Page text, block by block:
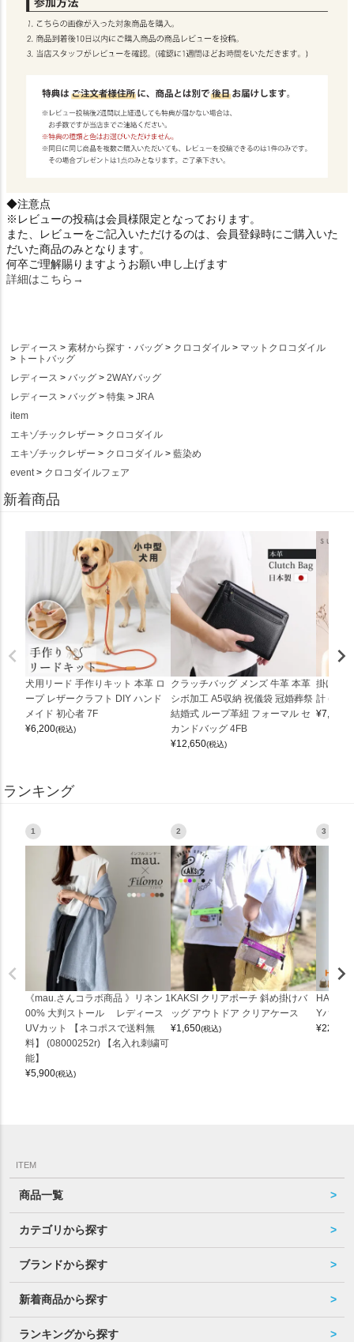
◆注意点
※レビューの投稿は会員様限定となっております。
また、レビューをご記入いただけるのは、会員登録時にご購入いた
だいた商品のみとなります。
何卒ご理解賜りますようお願い申し上げます
詳細はこちら→
レディース 素材から探す・バッグ クロコダイル
マットクロコダイル
トートバッグ
レディース
バッグ
2WAYバッグ
レディース
バッグ 特集
JRA
item
エキゾチックレザー
クロコダイル
エキゾチックレザー
クロコダイル
藍染め
event
クロコダイルフェア
新着商品
犬用リード 手作りキット 本革 ロ
ープ レザークラフト DIY ハンド
メイド 初心者 7F
¥6,200(税込)
クラッチバッグ メンズ 牛革 本革
シボ加工 A5収納 祝儀袋 冠婚葬祭
結婚式 ループ革紐 フォーマル セ
カンドバッグ 4FB
¥12,650(税込)
掛け時
計
¥7,150
ランキング
1
《mau.さんコラボ商品 》リネン 1
00% 大判ストール レディース
UVカット 【ネコポスで送料無
料】 (08000252r) 【名入れ刺繍可
能】
¥5,900(税込)
2
KAKSI クリアポーチ 斜め掛けバ
ッグ アウトドア クリアケース
¥1,650(税込)
3
Yバッグ
¥22,000
ITEM
商品一覧
カテゴリから探す
ブランドから探す
新着商品から探す
ランキングから探す